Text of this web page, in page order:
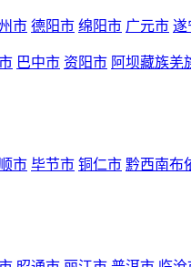
市 德阳市 绵阳市 广元市 遂
巴中市 资阳市 阿坝藏族羌
市 毕节市 铜仁市 黔西南布